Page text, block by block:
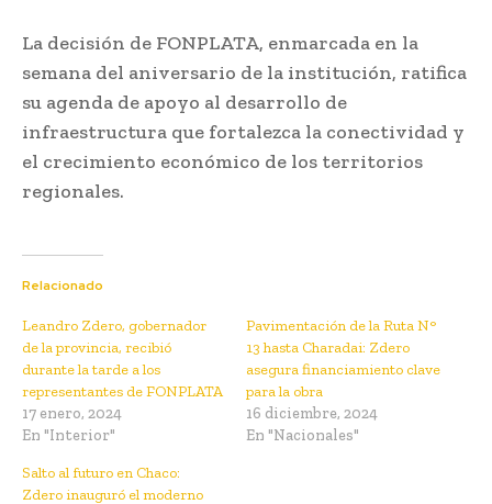
La decisión de FONPLATA, enmarcada en la
semana del aniversario de la institución, ratifica
su agenda de apoyo al desarrollo de
infraestructura que fortalezca la conectividad y
el crecimiento económico de los territorios
regionales.
Relacionado
Leandro Zdero, gobernador
de la provincia, recibió
durante la tarde a los
representantes de FONPLATA
17 enero, 2024
En "Interior"
Pavimentación de la Ruta N°
13 hasta Charadai: Zdero
asegura financiamiento clave
para la obra
16 diciembre, 2024
En "Nacionales"
Salto al futuro en Chaco:
Zdero inauguró el moderno